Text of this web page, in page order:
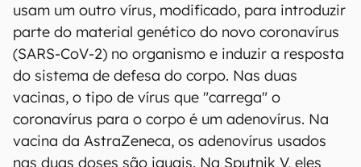
usam um outro vírus, modificado, para introduzir
parte do material genético do novo coronavírus
(SARS-CoV-2) no organismo e induzir a resposta
do sistema de defesa do corpo. Nas duas
vacinas, o tipo de vírus que "carrega" o
coronavírus para o corpo é um adenovírus. Na
vacina da AstraZeneca, os adenovírus usados
nas duas doses são iguais. Na Sputnik V, eles